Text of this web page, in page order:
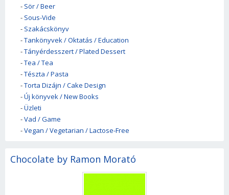
- Sör / Beer
- Sous-Vide
- Szakácskönyv
-Tankönyvek / Oktatás / Education
-Tányérdesszert / Plated Dessert
-Tea / Tea
-Tészta / Pasta
-Torta Dizájn / Cake Design
-Új könyvek / New Books
-Üzleti
-Vad / Game
-Vegan / Vegetarian / Lactose-Free
Chocolate by Ramon Morató